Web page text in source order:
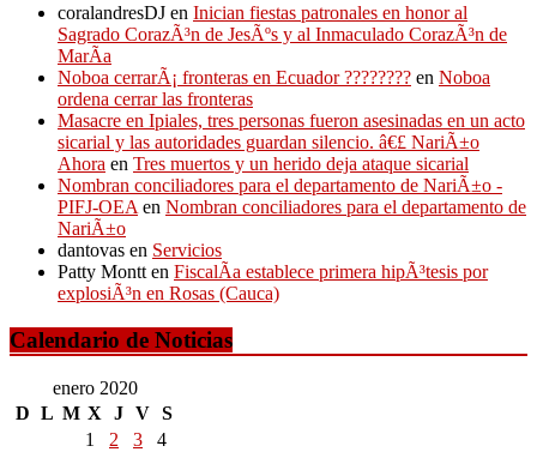
coralandresDJ en Inician fiestas patronales en honor al
Sagrado CorazÃ³n de JesÃºs y al Inmaculado CorazÃ³n de
MarÃ­a
Noboa cerrarÃ¡ fronteras en Ecuador ???????? en Noboa
ordena cerrar las fronteras
Masacre en Ipiales, tres personas fueron asesinadas en un acto
sicarial y las autoridades guardan silencio. â€£ NariÃ±o
Ahora en Tres muertos y un herido deja ataque sicarial
Nombran conciliadores para el departamento de NariÃ±o -
PIFJ-OEA en Nombran conciliadores para el departamento de
NariÃ±o
dantovas en Servicios
Patty Montt en FiscalÃ­a establece primera hipÃ³tesis por
explosiÃ³n en Rosas (Cauca)
Calendario de Noticias
enero 2020
D L M X J V S
1
2 3
4